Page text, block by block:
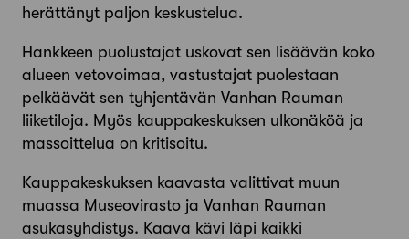
herättänyt paljon keskustelua.
Hankkeen puolustajat uskovat sen lisäävän koko
alueen veto­voimaa, vastustajat puolestaan
pelkäävät sen tyhjentävän Van­han Rauman
liiketiloja. Myös kauppakeskuksen ulkonäköä ja
massoittelua on kritisoitu.
Kauppakeskuksen kaavasta valittivat muun
muassa Museo­virasto ja Vanhan Rauman
asukasyhdistys. Kaava kävi läpi kaikki